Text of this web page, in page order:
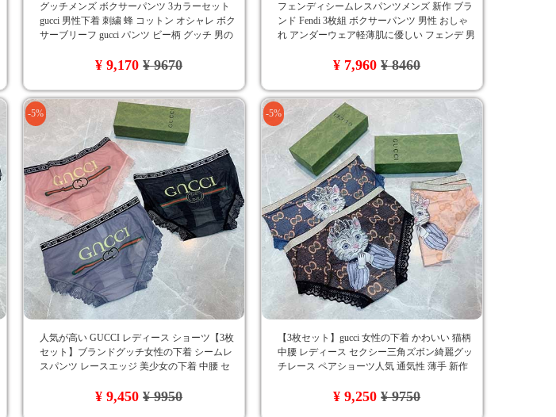
グッチメンズ ボクサーパンツ 3カラーセット
gucci 男性下着 刺繍 蜂 コットン オシャレ ボク
サーブリーフ gucci パンツ ビー柄 グッチ 男の
¥ 9,170¥ 9670
フェンディシームレスパンツメンズ 新作 ブラ
ンド Fendi 3枚組 ボクサーパンツ 男性 おしゃ
れ アンダーウェア軽薄肌に優しい フェンデ 男
¥ 7,960¥ 8460
-5%
人気が高い GUCCI レディース ショーツ【3枚
セット】ブランドグッチ女性の下着 シームレ
スパンツ レースエッジ 美少女の下着 中腰 セ
消臭抗菌 速乾¥ 9,450¥ 9950
-5%
【3枚セット】gucci 女性の下着 かわいい 猫柄
中腰 レディース セクシー三角ズボン綺麗グッ
チレース ペアショーツ人気 通気性 薄手 新作
¥ 9,250¥ 9750